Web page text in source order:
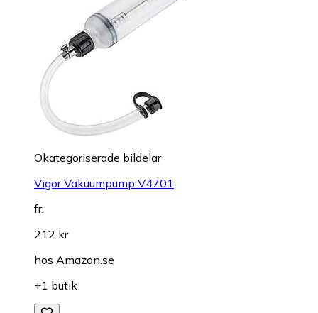
Okategoriserade bildelar
Vigor Vakuumpump V4701
fr.
212 kr
hos Amazon.se
+1 butik